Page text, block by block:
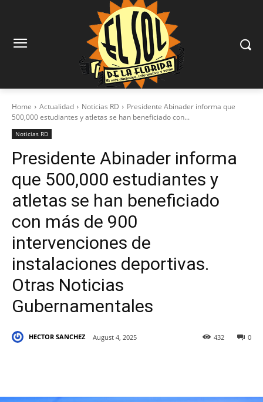
Home Actualidad Noticias RD
Presidente Abinader informa que
500,000 estudiantes y atletas se han beneficiado con...
Noticias RD
Presidente Abinader informa
que 500,000 estudiantes y
atletas se han beneficiado
con más de 900
intervenciones de
instalaciones deportivas.
Otras Noticias
Gubernamentales
HECTOR SANCHEZ August 4, 2025 0
432